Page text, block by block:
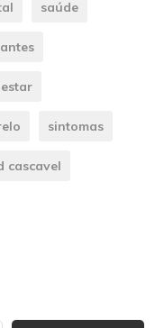
saúde
sintomas
cascavel